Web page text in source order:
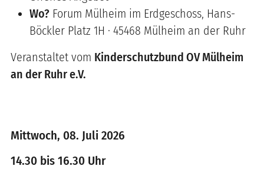
Wo? Forum Mülheim im Erdgeschoss, Hans-
Böckler Platz 1H · 45468 Mülheim an der Ruhr
Veranstaltet vom Kinderschutzbund OV Mülheim
an der Ruhr e.V.
Mittwoch, 08. Juli 2026
14.30 bis 16.30 Uhr